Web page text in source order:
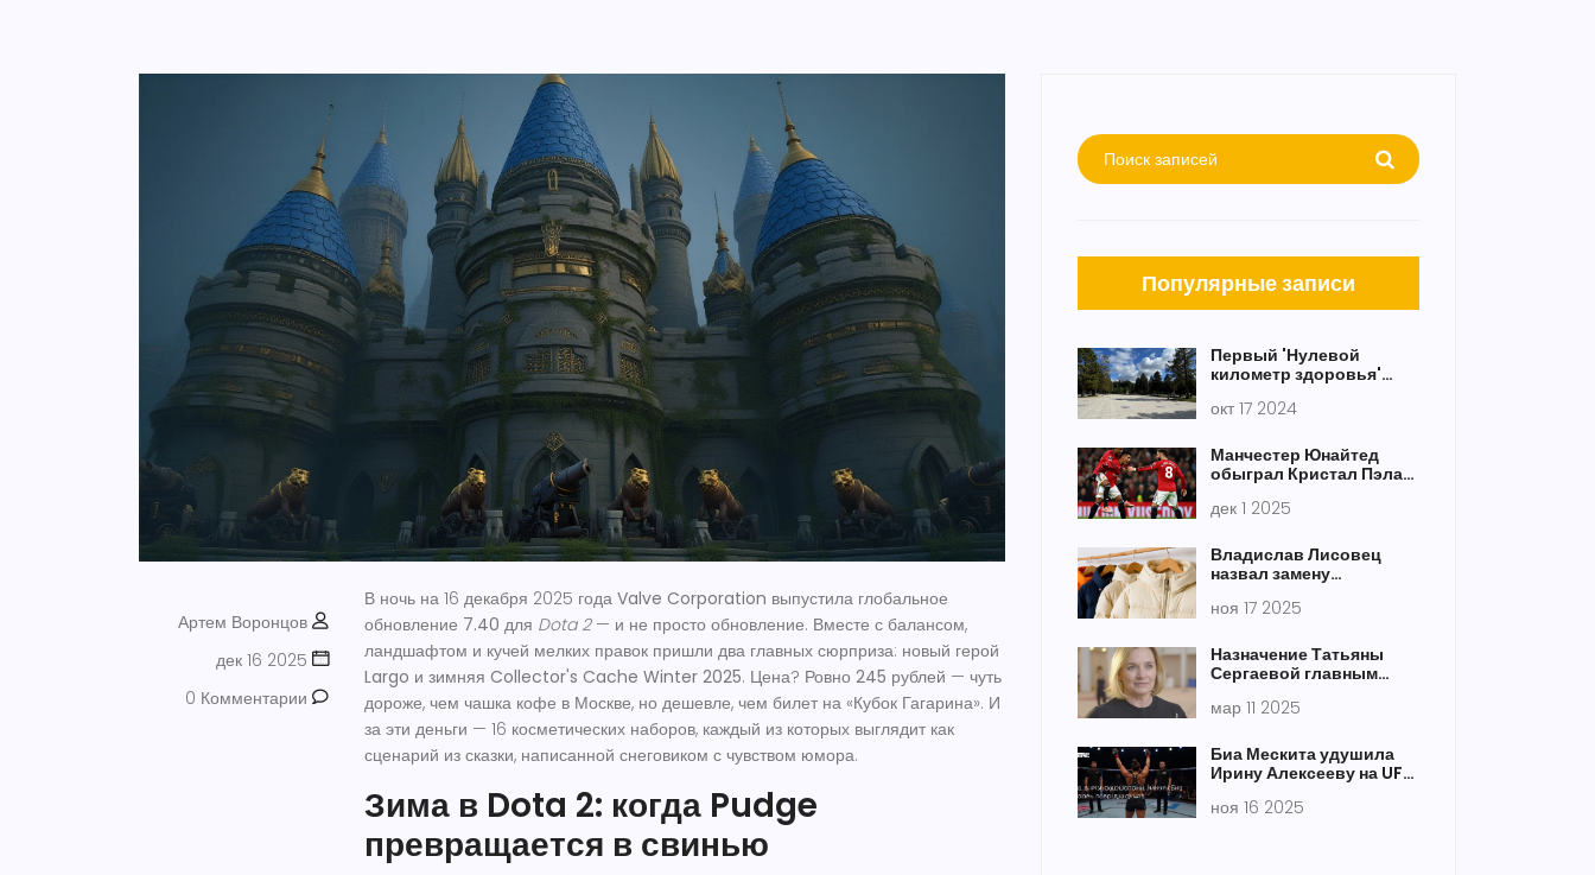
Артем Воронцов
дек 16 2025
0 Комментарии
В ночь на 16 декабря 2025 года Valve Corporation выпустила глобальное
обновление 7.40 для Dota 2— и не просто обновление. Вместе с балансом,
ландшафтом и кучей мелких правок пришли два главных сюрприза: новый герой
Largo и зимняя Collector's Cache Winter 2025. Цена? Ровно 245 рублей — чуть
дороже, чем чашка кофе в Москве, но дешевле, чем билет на «Кубок Гагарина». И
за эти деньги — 16 косметических наборов, каждый из которых выглядит как
сценарий из сказки, написанной снеговиком с чувством юмора.
Зима в Dota 2: когда Pudge
превращается в свинью
Популярные записи
Первый 'Нулевой
километр здоровья'
и станет новым
окт 17 2024
Манчестер Юнайтед
обыграл Кристал Пэлас
Маунта
дек 1 2025
Владислав Лисовец
назвал замену
зимой 2025–2026
ноя 17 2025
Назначение Татьяны
Сергаевой главным
России по
гимнастике
мар 11 2025
Биа Мескита удушила
Ирину Алексееву на UFC
де-Жанейро
ноя 16 2025